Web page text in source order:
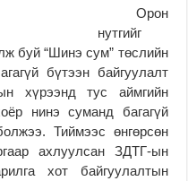
Орон
нутгийг
буй “Шинэ сум” төслийн
бүтээн байгуулалт
хүрээнд тус аймгийн
нинэ суманд багагүй
Тиймээс өнгөрсөн
ахлуулсан ЗДТГ-ын
хот байгуулалтын